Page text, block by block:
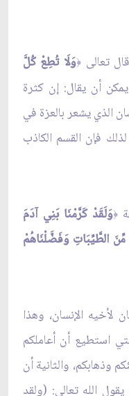
تعالى ﴿وَلَا تُطِعْ كُلَّ
أن يقال: إن كثرة
الذي يشعر بالعزة في
فإن القسم الكاذب
﴿وَلَقَدْ كَرَّمْنَا بَنِي آدَمَ
مِّنَ الطَّيِّبَاتِ وَفَضَّلْنَاهُمْ
لأخيه الإنسان، وهذا
استطيع أن أعاملكم
وذهابكم، والثانية أن
الله تعالى: (ولقد